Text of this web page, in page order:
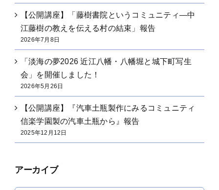
【公開講座】「藤樹書院というコミュニティ―中
江藤樹の教えを伝える村の結束」報告
2026年7月8日
「淡海の夢2026 近江八幡・八幡堀と城下町写生
会」を開催しました！
2026年5月26日
【公開講座】『汽車土瓶製作にみるコミュニティ
信楽学園製の汽車土瓶から』報告
2025年12月12日
アーカイブ